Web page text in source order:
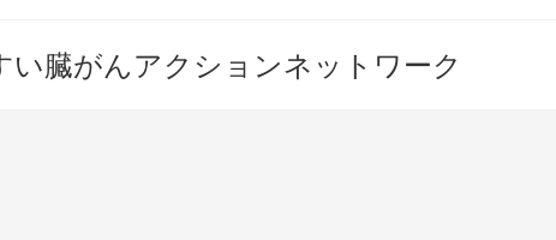
臓がんアクションネットワーク